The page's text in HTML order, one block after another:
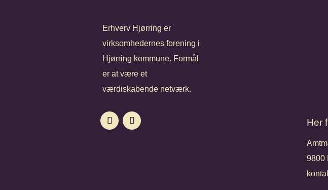
Erhverv Hjørring er
virksomhedernes forening i
Hjørring kommune. Formål
er at være et
værdiskabende netværk.
Her
9800